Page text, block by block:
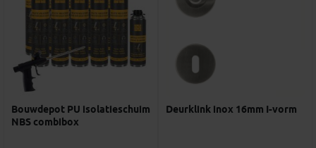
Bouwdepot PU isolatieschuim
NBS combibox
Deurklink inox 16mm I-vorm